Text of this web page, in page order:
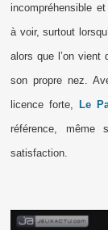
incompréhensible
à voir, surtout
alors que l’on vient
son propre nez.
licence forte,
Le
référence, même
satisfaction.